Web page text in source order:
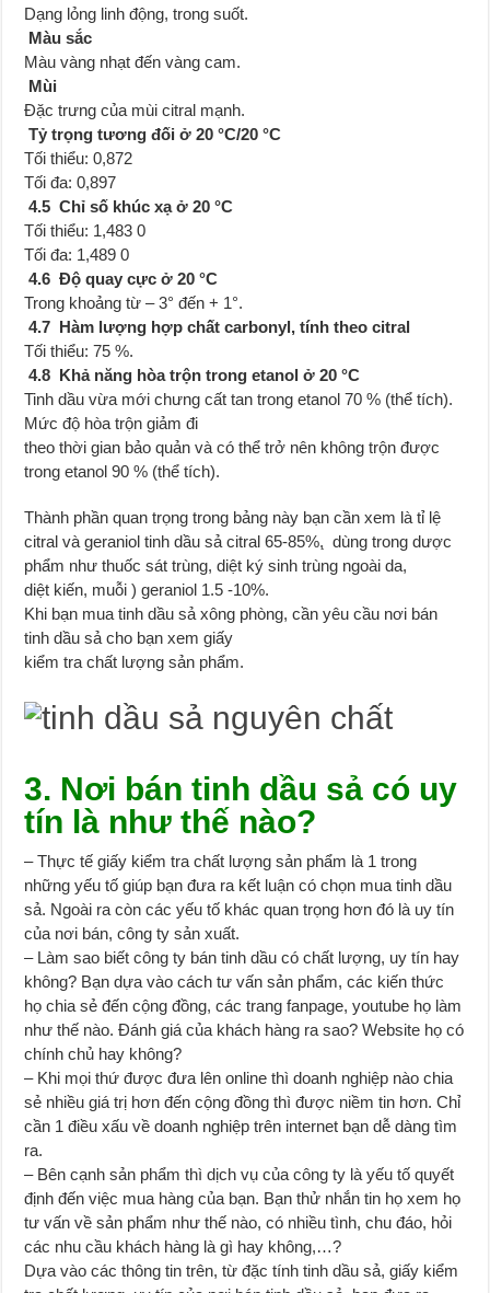
Dạng lỏng linh động, trong suốt.
Màu sắc
Màu vàng nhạt đến vàng cam.
Mùi
Đặc trưng của mùi citral mạnh.
Tỷ trọng tương đối ở 20 °C/20 °C
Tối thiểu: 0,872
Tối đa: 0,897
4.5 Chỉ số khúc xạ ở 20 °C
Tối thiểu: 1,483 0
Tối đa: 1,489 0
4.6 Độ quay cực ở 20 °C
Trong khoảng từ – 3° đến + 1°.
4.7 Hàm lượng hợp chất carbonyl, tính theo citral
Tối thiểu: 75 %.
4.8 Khả năng hòa trộn trong etanol ở 20 °C
Tinh dầu vừa mới chưng cất tan trong etanol 70 % (thể tích).
Mức độ hòa trộn giảm đi
theo thời gian bảo quản và có thể trở nên không trộn được
trong etanol 90 % (thể tích).
Thành phần quan trọng trong bảng này bạn cần xem là tỉ lệ
citral và geraniol tinh dầu sả citral 65-85%, ̣ dùng trong dược
phẩm như thuốc sát trùng, diệt ký sinh trùng ngoài da,
diệt kiến, muỗi ) geraniol 1.5 -10%.
Khi bạn mua tinh dầu sả xông phòng, cần yêu cầu nơi bán
tinh dầu sả cho bạn xem giấy
kiểm tra chất lượng sản phẩm.
3. Nơi bán tinh dầu sả có uy
tín là như thế nào?
– Thực tế giấy kiểm tra chất lượng sản phẩm là 1 trong
những yếu tố giúp bạn đưa ra kết luận có chọn mua tinh dầu
sả. Ngoài ra còn các yếu tố khác quan trọng hơn đó là uy tín
của nơi bán, công ty sản xuất.
– Làm sao biết công ty bán tinh dầu có chất lượng, uy tín hay
không? Bạn dựa vào cách tư vấn sản phẩm, các kiến thức
họ chia sẻ đến cộng đồng, các trang fanpage, youtube họ làm
như thế nào. Đánh giá của khách hàng ra sao? Website họ có
chính chủ hay không?
– Khi mọi thứ được đưa lên online thì doanh nghiệp nào chia
sẻ nhiều giá trị hơn đến cộng đồng thì được niềm tin hơn. Chỉ
cần 1 điều xấu về doanh nghiệp trên internet bạn dễ dàng tìm
ra.
– Bên cạnh sản phẩm thì dịch vụ của công ty là yếu tố quyết
định đến việc mua hàng của bạn. Bạn thử nhắn tin họ xem họ
tư vấn về sản phẩm như thế nào, có nhiều tình, chu đáo, hỏi
các nhu cầu khách hàng là gì hay không,…?
Dựa vào các thông tin trên, từ đặc tính tinh dầu sả, giấy kiểm